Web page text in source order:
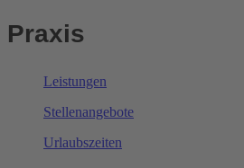
Praxis
Leistungen
Stellenangebote
Urlaubszeiten